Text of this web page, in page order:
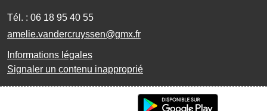
Tél. : 06 18 95 40 55
amelie.vandercruyssen@gmx.fr
Informations légales
Signaler un contenu inapproprié